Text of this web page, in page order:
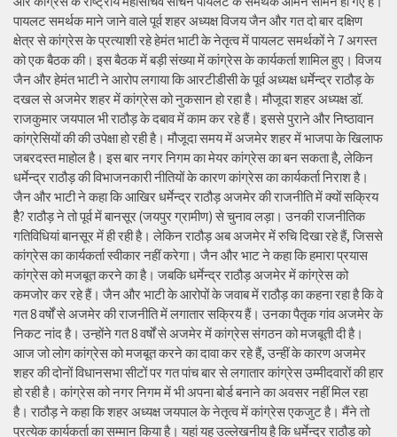
पायलट समर्थक माने जाने वाले पूर्व शहर अध्यक्ष विजय जैन और गत दो बार दक्षिण
क्षेत्र से कांग्रेस के प्रत्याशी रहे हेमंत भाटी के नेतृत्व में पायलट समर्थकों ने 7 अगस्त
को एक बैठक की। इस बैठक में बड़ी संख्या में कांग्रेस के कार्यकर्ता शामिल हुए। विजय
जैन और हेमंत भाटी ने आरोप लगाया कि आरटीडीसी के पूर्व अध्यक्ष धर्मेन्द्र राठौड़ के
दखल से अजमेर शहर में कांग्रेस को नुकसान हो रहा है। मौजूदा शहर अध्यक्ष डॉ.
राजकुमार जयपाल भी राठौड़ के दबाव में काम कर रहे हैं। इससे पुराने और निष्ठावान
कांग्रेसियों की की उपेक्षा हो रही है। मौजूदा समय में अजमेर शहर में भाजपा के खिलाफ
जबरदस्त माहोल है। इस बार नगर निगम का मेयर कांग्रेस का बन सकता है, लेकिन
धर्मेन्द्र राठौड़ की विभाजनकारी नीतियों के कारण कांग्रेस का कार्यकर्ता निराश है।
जैन और भाटी ने कहा कि आखिर धर्मेन्द्र राठौड़ अजमेर की राजनीति में क्यों सक्रिय
हैै? राठौड़ ने तो पूर्व में बानसूर (जयपुर ग्रामीण) से चुनाव लड़ा। उनकी राजनीतिक
गतिविधियां बानसूर में ही रही है। लेकिन राठौड़ अब अजमेर में रुचि दिखा रहे हैं, जिससे
कांग्रेस का कार्यकर्ता स्वीकार नहीं करेगा। जैन और भाट ने कहा कि हमारा प्रयास
कांग्रेस को मजबूत करने का है। जबकि धर्मेन्द्र राठौड़ अजमेर में कांग्रेस को
कमजोर कर रहे हैं। जैन और भाटी के आरोपों के जवाब में राठौड़ का कहना रहा है कि वे
गत 8 वर्षों से अजमेर की राजनीति में लगातार सक्रिय हैं। उनका पैतृक गांव अजमेर के
निकट नांद है। उन्होंने गत 8 वर्षों से अजमेर में कांग्रेस संगठन को मजबूती दी है।
आज जो लोग कांग्रेस को मजबूत करने का दावा कर रहे हैं, उन्हीं के कारण अजमेर
शहर की दोनों विधानसभा सीटों पर गत पांच बार से लगातार कांग्रेस उम्मीदवारों की हार
हो रही है। कांग्रेस को नगर निगम में भी अपना बोर्ड बनाने का अवसर नहीं मिल रहा
है। राठौड़ ने कहा कि शहर अध्यक्ष जयपाल के नेतृत्व में कांग्रेस एकजुट है। मैंने तो
प्रत्येक कार्यकर्ता का सम्मान किया है। यहां यह उल्लेखनीय है कि धर्मेन्द्र राठौड़ को